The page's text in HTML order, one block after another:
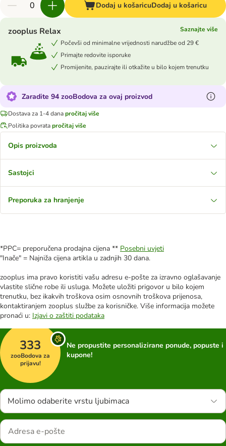
Dodaj u košaricuDodaj u košaricu
zooplus Relax
Saznajte više
Počevši od minimalne vrijednosti narudžbe od 29 €
Primajte redovite isporuke
Promijenite, pauzirajte ili otkažite u bilo kojem trenutku
Zaradite 94 zooBodova za ovaj proizvod
Dostava za 1-4 danapročitaj više
Politika povratapročitaj više
Opis proizvoda
Sastojci
Preporuka za hranjenje
*PPC= preporučena prodajna cijena ** Posebni uvjeti
"Inače" = Najniža cijena artikla u zadnjih 30 dana.
zooplus ima pravo koristiti vašu adresu e-pošte za izravno oglašavanje
vlastite slične robe ili usluga. Možete uložiti prigovor u bilo kojem
trenutku, bez ikakvih troškova osim osnovnih troškova prijenosa,
kontaktiranjem zooplus službe za korisničke. Više informacija možete
pronaći u: Izjavi o zaštiti podataka
333
zooBodova za
prijavu!
Ne propustite personalizirane ponude, popuste i
kupone!
Molimo odaberite vrstu ljubimaca